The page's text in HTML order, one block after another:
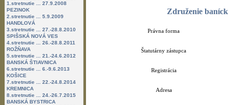
1.stretnutie ... 27.9.2008
PEZINOK
2.stretnutie ... 5.9.2009
HANDLOVÁ
3.stretnutie ... 27.-28.8.2010
SPIŠSKÁ NOVÁ VES
4.stretnutie ... 26.-28.8.2011
ROŽŇAVA
5.stretnutie ... 21.-24.6.2012
BANSKÁ ŠTIAVNICA
6.stretnutie ... 6.-9.6.2013
KOŠICE
7.stretnutie ... 22.-24.8.2014
KREMNICA
8.stretnutie ... 24.-26.7.2015
BANSKÁ BYSTRICA
Združenie
Právna forma
Štatutárny zástupca
Registrácia
Adresa